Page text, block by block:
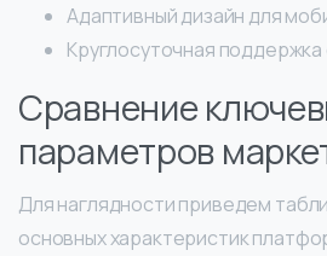
Адаптивный дизайн для
Круглосуточная
Сравнение
параметров
Для наглядности приведем
основных характеристик